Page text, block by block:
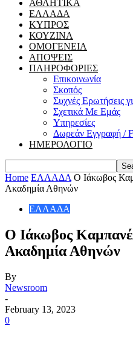
ΑΘΛΗΤΙΚΑ
ΕΛΛΑΔΑ
ΚΥΠΡΟΣ
ΚΟΥΖΙΝΑ
ΟΜΟΓΕΝΕΙΑ
ΑΠΟΨΕΙΣ
ΠΛΗΡΟΦΟΡΙΕΣ
Επικοινωνία
Σκοπός
Συχνές Ερωτήσεις
Σχετικά Με Εμάς
Υπηρεσίες
Δωρεάν Εγγραφή /
ΗΜΕΡΟΛΟΓΙΟ
Home ΕΛΛΑΔΑ Ο Ιάκωβος
Ακαδημία Αθηνών
ΕΛΛΑΔΑ
Ο Ιάκωβος
Ακαδημία Αθηνών
By
Newsroom
-
February 13, 2023
0